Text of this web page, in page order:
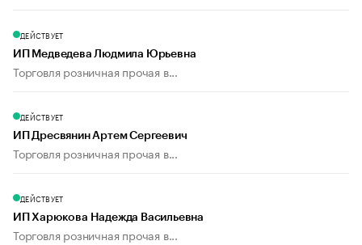
ДЕЙСТВУЕТ
ИП Медведева Людмила Юрьевна
Торговля розничная прочая в...
ДЕЙСТВУЕТ
ИП Дресвянин Артем Сергеевич
Торговля розничная прочая в...
ДЕЙСТВУЕТ
ИП Харюкова Надежда Васильевна
Торговля розничная прочая в...